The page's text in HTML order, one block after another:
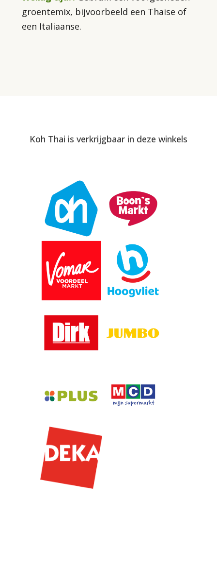
groentemix, bijvoorbeeld een Thaise of
een Italiaanse.
Koh Thai is verkrijgbaar in deze winkels